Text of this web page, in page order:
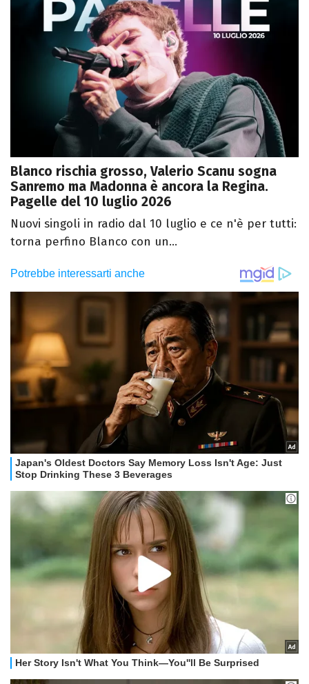
Blanco rischia grosso, Valerio Scanu sogna
Sanremo ma Madonna è ancora la Regina.
Pagelle del 10 luglio 2026
Nuovi singoli in radio dal 10 luglio e ce n'è per tutti:
torna perfino Blanco con un...